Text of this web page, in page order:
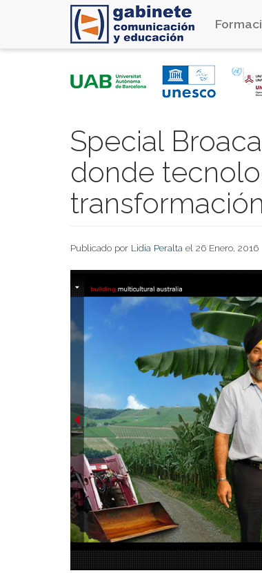
Special
donde
Publicado por Lidia Peralta el 26 Enero, 2016